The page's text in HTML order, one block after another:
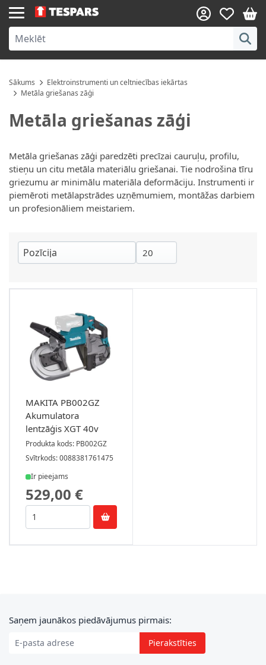
Skip to Content
Sākums
Elektroinstrumenti un celtniecības iekārtas
Metāla griešanas zāģi
Metāla griešanas zāģi
Metāla griešanas zāģi paredzēti precīzai cauruļu, profilu,
stieņu un citu metāla materiālu griešanai. Tie nodrošina tīru
griezumu ar minimālu materiāla deformāciju. Instrumenti ir
piemēroti metālapstrādes uzņēmumiem, montāžas darbiem
un profesionāliem meistariem.
MAKITA PB002GZ
Akumulatora
lentzāģis XGT 40v
Produkta kods: PB002GZ
Svītrkods: 0088381761475
Ir pieejams
529,00 €
E-pasta adrese
Saņem jaunākos piedāvājumus pirmais:
Pierakstīties